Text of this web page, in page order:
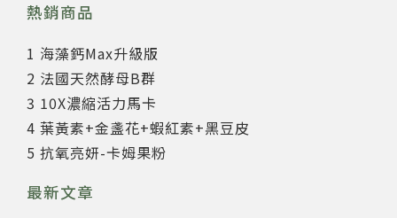
熱銷商品
1 海藻鈣Max升級版
2 法國天然酵母B群
3 10X濃縮活力馬卡
4 葉黃素+金盞花+蝦紅素+黑豆皮
5 抗氧亮妍-卡姆果粉
最新文章